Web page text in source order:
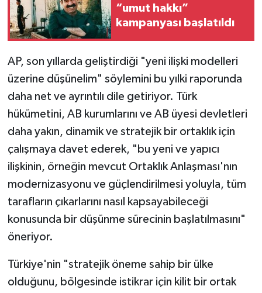
“umut hakkı”
kampanyası başlatıldı
AP, son yıllarda geliştirdiği "yeni ilişki modelleri
üzerine düşünelim" söylemini bu yılki raporunda
daha net ve ayrıntılı dile getiriyor. Türk
hükümetini, AB kurumlarını ve AB üyesi devletleri
daha yakın, dinamik ve stratejik bir ortaklık için
çalışmaya davet ederek, "bu yeni ve yapıcı
ilişkinin, örneğin mevcut Ortaklık Anlaşması'nın
modernizasyonu ve güçlendirilmesi yoluyla, tüm
tarafların çıkarlarını nasıl kapsayabileceği
konusunda bir düşünme sürecinin başlatılmasını"
öneriyor.
Türkiye'nin "stratejik öneme sahip bir ülke
olduğunu, bölgesinde istikrar için kilit bir ortak